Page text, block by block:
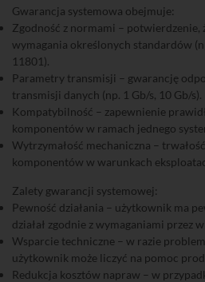
Gwarancja systemowa obejmuje:
Zgodność z normami – potwierdzenie,
wymagania określonych standardów
11801).
Parametry transmisji – gwarancję
transmisji danych (np. 1 Gb/s, 10 Gb/s).
Kompatybilność – zapewnienie
komponentów w ramach jednego
Wytrzymałość mechaniczna –
komponentów w warunkach
Zalety gwarancji systemowej:
Pewność działania – użytkownik ma
działał zgodnie z wymaganiami przez
Wsparcie techniczne – w razie
użytkownik może liczyć na pomoc
Redukcja kosztów napraw – w